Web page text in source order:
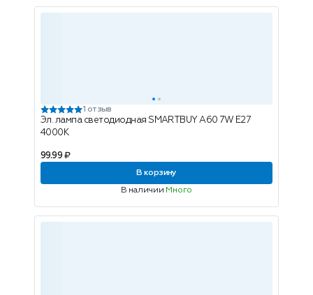
1 отзыв
Эл. лампа светодиодная SMARTBUY A60 7W E27
4000K
99.99 ₽
В корзину
В наличии Много